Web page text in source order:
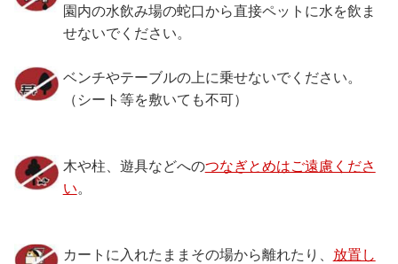
園内の水飲み場の蛇口から直接ペットに水を飲ま
せないでください。
ベンチやテーブルの上に乗せないでください。
（シート等を敷いても不可）
木や柱、遊具などへのつなぎとめはご遠慮くださ
い。
カートに入れたままその場から離れたり、 放置し